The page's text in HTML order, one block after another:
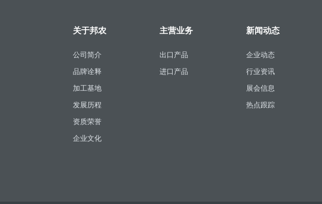
关于邦农
公司简介
品牌诠释
加工基地
发展历程
资质荣誉
企业文化
主营业务
出口产品
进口产品
新闻动态
企业动态
行业资讯
展会信息
热点跟踪